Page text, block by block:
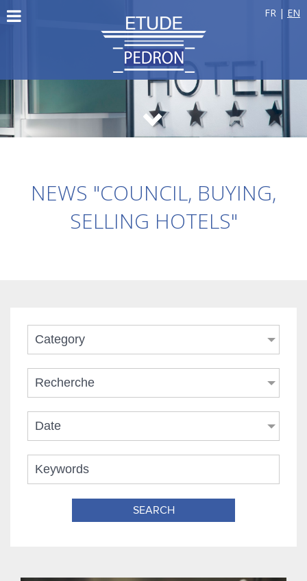
FR | EN
NEWS "COUNCIL, BUYING,
SELLING HOTELS"
Category
Recherche
Date
SEARCH